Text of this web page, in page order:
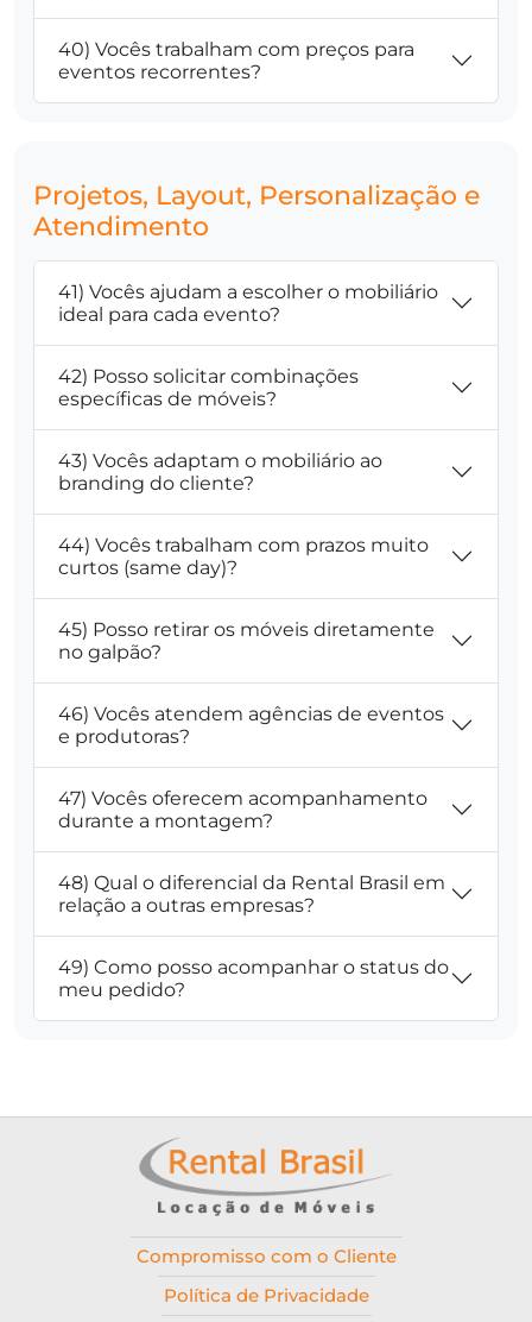
40) Vocês trabalham com preços para
eventos recorrentes?
Projetos, Layout, Personalização e
Atendimento
41) Vocês ajudam a escolher o mobiliário
ideal para cada evento?
42) Posso solicitar combinações
específicas de móveis?
43) Vocês adaptam o mobiliário ao
branding do cliente?
44) Vocês trabalham com prazos muito
curtos (same day)?
45) Posso retirar os móveis diretamente
no galpão?
46) Vocês atendem agências de eventos
e produtoras?
47) Vocês oferecem acompanhamento
durante a montagem?
48) Qual o diferencial da Rental Brasil em
relação a outras empresas?
49) Como posso acompanhar o status do
meu pedido?
Compromisso com o Cliente
Política de Privacidade